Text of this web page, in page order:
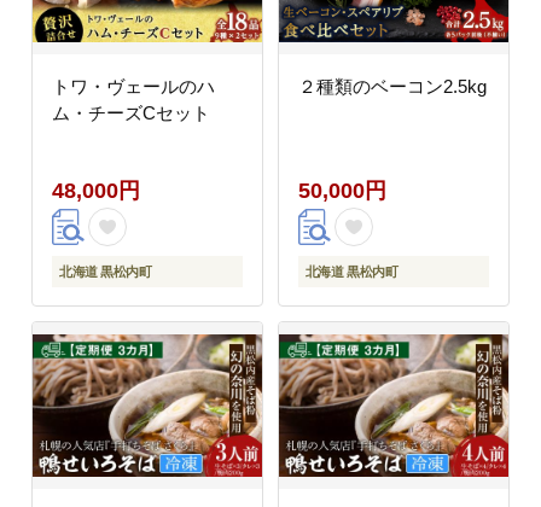
トワ・ヴェールのハ
ム・チーズCセット
48,000円
北海道 黒松内町
２種類のベーコン2.5kg
50,000円
北海道 黒松内町